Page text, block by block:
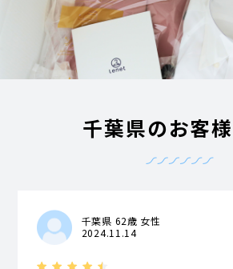
千葉県のお客
千葉県 62歳 女性
2024.11.14